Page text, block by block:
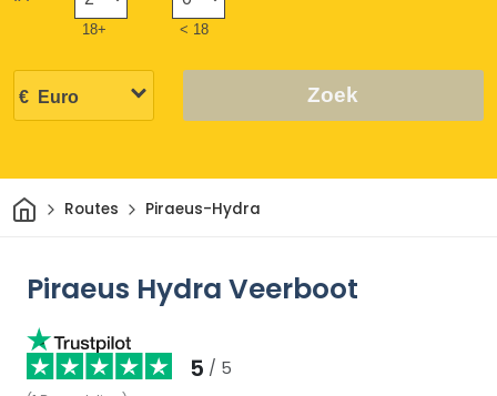
18+ < 18
Zoek
ThuisRoutes Piraeus-Hydra
Piraeus Hydra Veerboot
5 / 5